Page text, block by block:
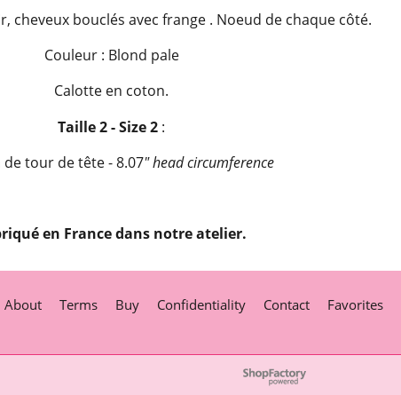
cheveux bouclés avec frange . Noeud de chaque côté.
Couleur : Blond pale
Calotte en coton.
Taille 2 - Size 2 :
de tour de tête - 8.07" head circumference
en France dans notre atelier.
About Terms Buy Confidentiality Contact Favorites
To create online store
ShopFactory eCommerce